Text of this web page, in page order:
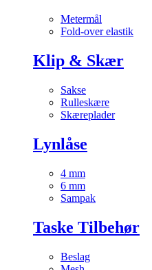
Metermål
Fold-over elastik
Klip & Skær
Sakse
Rulleskære
Skæreplader
Lynlåse
4 mm
6 mm
Sampak
Taske Tilbehør
Beslag